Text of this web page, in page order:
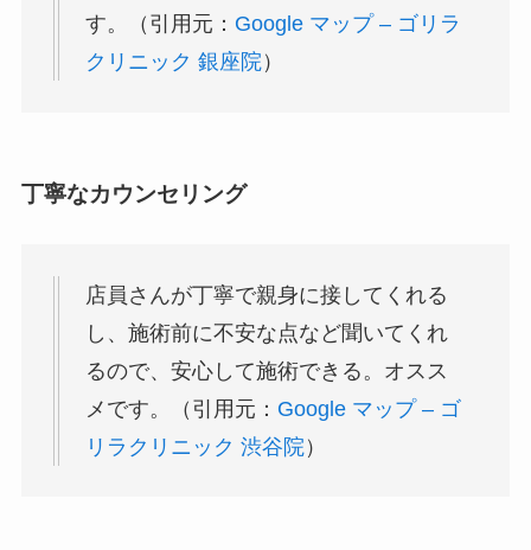
す。（引用元： Google マップ – ゴリラ
クリニック 銀座院）
丁寧なカウンセリング
店員さんが丁寧で親身に接してくれる
し、施術前に不安な点など聞いてくれ
るので、安心して施術できる。オスス
メです。（引用元： Google マップ – ゴ
リラクリニック 渋谷院）